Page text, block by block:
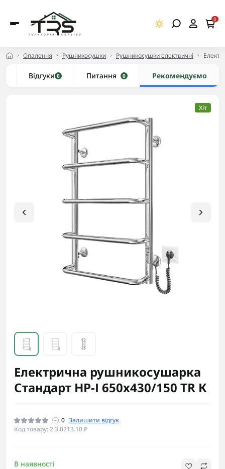
0
Опалення Рушникосушки Рушникосушки електричні
Відгуки 0 Питання 0 Рекомендуємо
Хіт
Електрична рушникосушарка
Стандарт НР-І 650х430/150 TR К
0 Залишити відгук
Код товару: 2.3.0213.10.P
В наявності